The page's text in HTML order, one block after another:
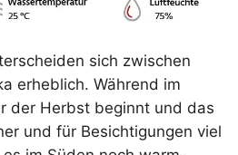
sich zwischen
erheblich. Während im
der Herbst beginnt und das
und für Besichtigungen viel